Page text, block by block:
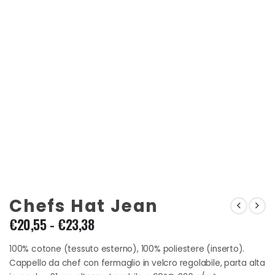
Chefs Hat Jean
€20,55 - €23,38Fascia
prezzo:
da
100% cotone (tessuto esterno), 100% poliestere (inserto).
Cappello da chef con fermaglio in velcro regolabile, parta alta